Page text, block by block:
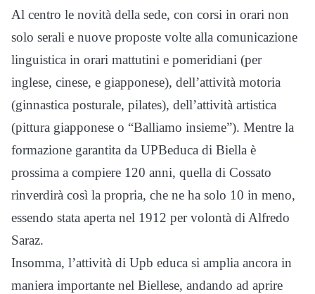
Al centro le novità della sede, con corsi in orari non
solo serali e nuove proposte volte alla comunicazione
linguistica in orari mattutini e pomeridiani (per
inglese, cinese, e giapponese), dell’attività motoria
(ginnastica posturale, pilates), dell’attività artistica
(pittura giapponese o “Balliamo insieme”). Mentre la
formazione garantita da UPBeduca di Biella è
prossima a compiere 120 anni, quella di Cossato
rinverdirà così la propria, che ne ha solo 10 in meno,
essendo stata aperta nel 1912 per volontà di Alfredo
Saraz.
Insomma, l’attività di Upb educa si amplia ancora in
maniera importante nel Biellese, andando ad aprire